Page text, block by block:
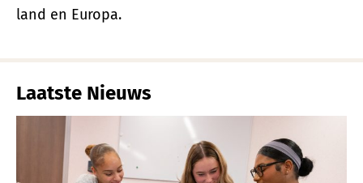
land en Europa.
Laatste Nieuws